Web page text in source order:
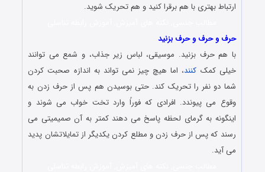
ارتباط بهتری با هم برقرا کنید و هم تحریک شوید.
حرف و حرف و حرف بزنید
با هم حرف بزنید. موسیقی، لباس زیر جذاب، و شمع می توانند
خیلی کمک کنند، اما هیچ چیز نمی تواند به اندازه صحبت کردن
شما دو نفر را تحریک کند. حتی بوسیدن هم پس از حرف زدن به
وقوع می پیوندد. افرادی که فوراً وارد تخت خواب می شوند و
اینگونه به گرمای لحظه پاسخ می دهند کمتر به آن صمیمیتی می
رسند که پس از حرف زدن و مطلع کردن یکدیگر از تمایلاتشان پدید
می آید.